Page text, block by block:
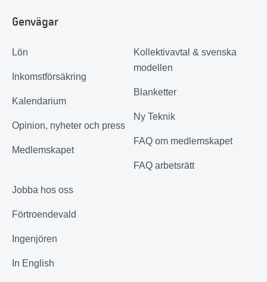
Genvägar
Lön
Inkomstförsäkring
Kalendarium
Opinion, nyheter och press
Medlemskapet
Kollektivavtal & svenska
modellen
Blanketter
Ny Teknik
FAQ om medlemskapet
FAQ arbetsrätt
Jobba hos oss
Förtroendevald
Ingenjören
In English